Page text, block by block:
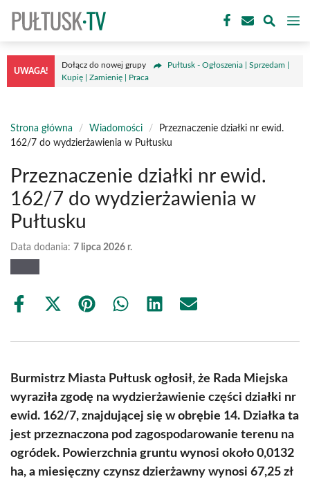
treści
UWAGA!
Dołącz do nowej grupy
Pułtusk - Ogłoszenia | Sprzedam |
Kupię | Zamienię | Praca
Strona główna / Wiadomości /
Przeznaczenie działki nr ewid.
162/7 do wydzierżawienia w Pułtusku
Przeznaczenie działki nr ewid.
162/7 do wydzierżawienia w
Pułtusku
Data dodania: 7 lipca 2026 r.
Share
Share
(Twitter)
Share Share Share Share
Burmistrz Miasta Pułtusk ogłosił, że Rada Miejska
wyraziła zgodę na wydzierżawienie części działki nr
ewid. 162/7, znajdującej się w obrębie 14. Działka ta
jest przeznaczona pod zagospodarowanie terenu na
ogródek. Powierzchnia gruntu wynosi około 0,0132
ha, a miesięczny czynsz dzierżawny wynosi 67,25 zł